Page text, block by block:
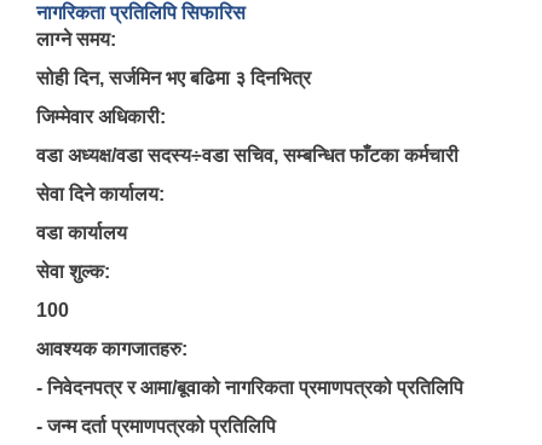
नागरिकता प्रतिलिपि सिफारिस
लाग्ने समय:
सोही दिन, सर्जमिन भए बढिमा ३ दिनभित्र
जिम्मेवार अधिकारी:
वडा अध्यक्ष/वडा सदस्य÷वडा सचिव, सम्बन्धित फाँटका कर्मचारी
सेवा दिने कार्यालय:
वडा कार्यालय
सेवा शुल्क:
100
आवश्यक कागजातहरु:
- निवेदनपत्र र आमा/बूवाको नागरिकता प्रमाणपत्रको प्रतिलिपि
- जन्म दर्ता प्रमाणपत्रको प्रतिलिपि